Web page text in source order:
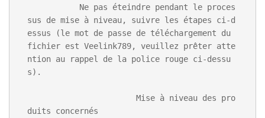
sus de mise à niveau, suivre les étapes ci-d
essus (le mot de passe de téléchargement du
fichier est Veelink789, veuillez prêter atte
ntion au rappel de la police rouge ci-dessu
s).